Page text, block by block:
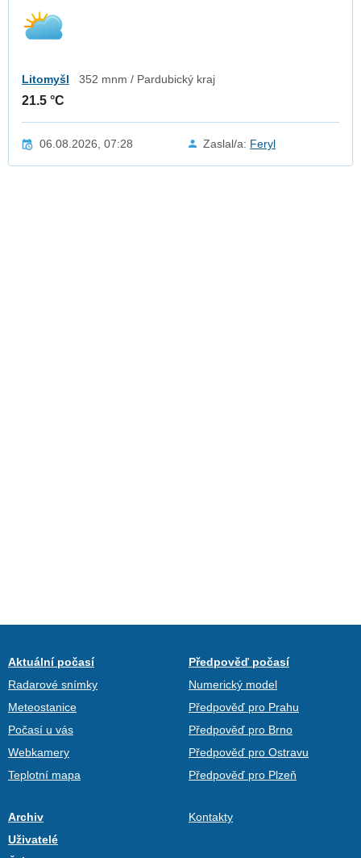
Litomyšl 352 mnm / Pardubický kraj
21.5 °C
06.08.2026, 07:28 Zaslal/a: Feryl
Aktuální počasí
Radarové snímky
Meteostanice
Počasí u vás
Webkamery
Teplotní mapa
Předpověď počasí
Numerický model
Předpověď pro Prahu
Předpověď pro Brno
Předpověď pro Ostravu
Předpověď pro Plzeň
Archiv
Uživatelé
Kontakty